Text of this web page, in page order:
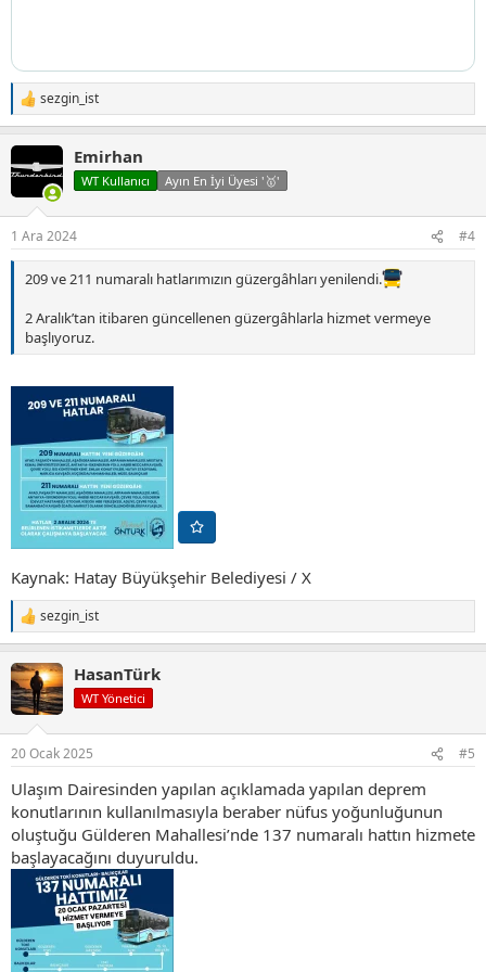
T
e
i
sezgin_ist
Emirhan
WT Kullanıcı Ayın En İyi Üyesi '🥇'
1 Ara 2024 #4
209 ve 211 numaralı hatlarımızın güzergâhları yenilendi.
2 Aralık’tan itibaren güncellenen güzergâhlarla hizmet vermeye
başlıyoruz.
Kaynak: Hatay Büyükşehir Belediyesi / X
T
e
k
i
l
:
sezgin_ist
HasanTürk
WT Yönetici
20 Ocak 2025 #5
Ulaşım Dairesinden yapılan açıklamada yapılan deprem
konutlarının kullanılmasıyla beraber nüfus yoğunluğunun
oluştuğu Gülderen Mahallesi’nde 137 numaralı hattın hizmete
başlayacağını duyuruldu.